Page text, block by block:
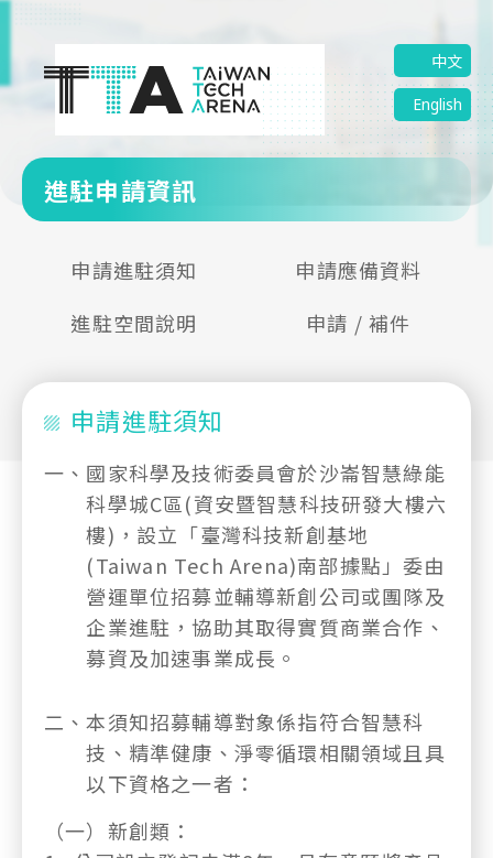
中文
English
進駐申請資訊
申請進駐須知
申請應備資料
進駐空間說明
申請 / 補件
申請進駐須知
一、 國家科學及技術委員會於沙崙智慧綠能
科學城C區(資安暨智慧科技研發大樓六
樓)，設立「臺灣科技新創基地
(Taiwan Tech Arena)南部據點」委由
營運單位招募並輔導新創公司或團隊及
企業進駐，協助其取得實質商業合作、
募資及加速事業成長。
二、本須知招募輔導對象係指符合智慧科
技、精準健康、淨零循環相關領域且具
以下資格之一者：
（一） 新創類：